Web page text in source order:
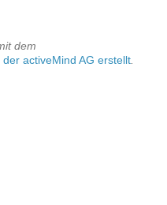
dem
activeMind AG erstellt.